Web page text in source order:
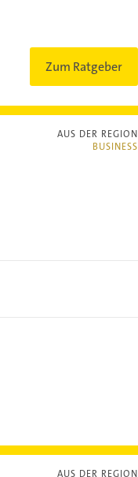
Zum Ratgeber
AUS DER REGION
BUSINESS
AUS DER REGION